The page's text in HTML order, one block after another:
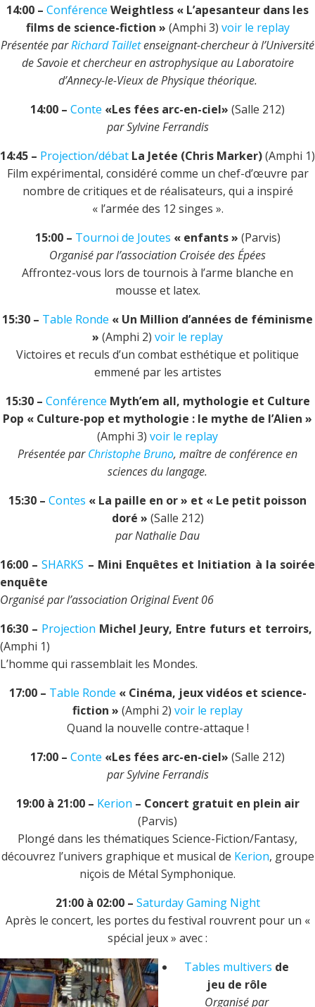
14:00 – Conférence Weightless « L’apesanteur dans les
films de science-fiction » (Amphi 3) voir le replay
Présentée parRichard Tailletenseignant-chercheur à l’Université
de Savoie et chercheur en astrophysique au Laboratoire
d’Annecy-le-Vieux de Physique théorique.
14:00 – Conte «Les fées arc-en-ciel» (Salle 212)
par Sylvine Ferrandis
14:45 – Projection/débat La Jetée (Chris Marker)(Amphi 1)
Film expérimental, considéré comme un chef-d’œuvre par
nombre de critiques et de réalisateurs, qui a inspiré
« l’armée des 12 singes ».
15:00 – Tournoi de Joutes « enfants » (Parvis)
Organisé par l’association Croisée des Épées
Affrontez-vous lors de tournois à l’arme blanche en
mousse et latex.
15:30 – Table Ronde « Un Million d’années de féminisme
» (Amphi 2) voir le replay
Victoires et reculs d’un combat esthétique et politique
emmené par les artistes
15:30 – Conférence Myth’em all, mythologie et Culture
Pop « Culture-pop et mythologie : le mythe de l’Alien »
(Amphi 3) voir le replay
Présentée parChristophe Bruno, maître de conférence en
sciences du langage.
15:30 – Contes « La paille en or » et « Le petit poisson
doré » (Salle 212)
par Nathalie Dau
16:00 – SHARKS – Mini Enquêtes et Initiation à la soirée
enquête
Organisé par l’association Original Event 06
16:30 – Projection Michel Jeury, Entre futurs et terroirs,
(Amphi 1)
L’homme qui rassemblait les Mondes.
17:00 – Table Ronde « Cinéma, jeux vidéos et science-
fiction » (Amphi 2) voir le replay
Quand la nouvelle contre-attaque !
17:00 – Conte «Les fées arc-en-ciel» (Salle 212)
par Sylvine Ferrandis
19:00 à 21:00 – Kerion – Concert gratuit en plein air
(Parvis)
Plongé dans les thématiques Science-Fiction/Fantasy,
découvrez l’univers graphique et musical de Kerion, groupe
niçois de Métal Symphonique.
21:00 à 02:00 – Saturday Gaming Night
Après le concert, les portes du festival rouvrent pour un «
spécial jeux » avec :
Tables multivers de
jeu de rôle
Organisé par